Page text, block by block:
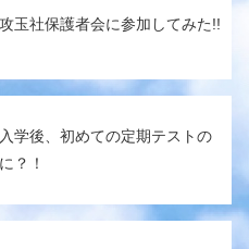
玉社保護者会に参加してみた!!
学後、初めての定期テストの
？！